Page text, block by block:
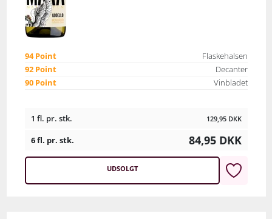
94 Point
Flaskehalsen
92 Point
Decanter
90 Point
Vinbladet
1 fl. pr. stk. 129,95 DKK
6 fl. pr. stk. 84,95 DKK
UDSOLGT